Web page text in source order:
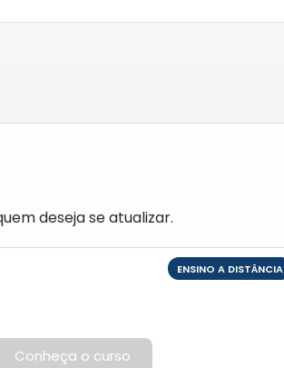
deseja se atualizar.
Conheça o curso
ENSINO A DISTÂNCIA